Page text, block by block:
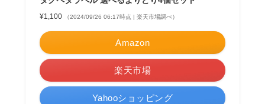
¥1,100 （2024/09/26 06:17時点 | 楽天市場調べ）
Amazon
楽天市場
Yahooショッピング